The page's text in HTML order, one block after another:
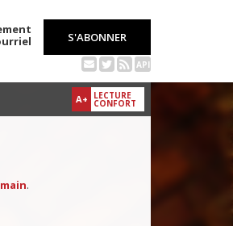
S'ABONNER
API
A+ LECTURE
CONFORT
.